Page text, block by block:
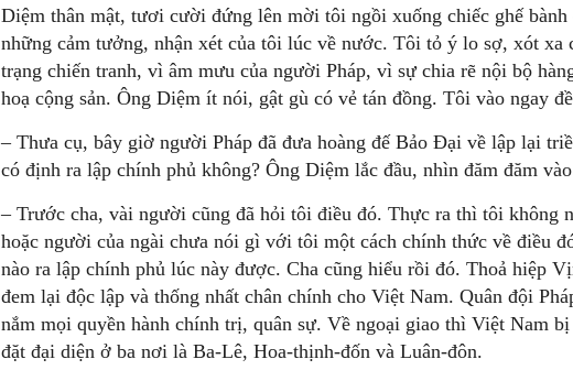
Diệm thân mật, tươi cười đứng lên mời tôi ngồi xuống chiếc ghế bành
những cảm tưởng, nhận xét của tôi lúc về nước. Tôi tỏ ý lo sợ, xót xa
trạng chiến tranh, vì âm mưu của người Pháp, vì sự chia rẽ nội bộ
hoạ cộng sản. Ông Diệm ít nói, gật gù có vẻ tán đồng. Tôi vào ngay
– Thưa cụ, bây giờ người Pháp đã đưa hoàng đế Bảo Đại về lập lại
có định ra lập chính phủ không? Ông Diệm lắc đầu, nhìn đăm đăm
– Trước cha, vài người cũng đã hỏi tôi điều đó. Thực ra thì tôi không
hoặc người của ngài chưa nói gì với tôi một cách chính thức về điều
nào ra lập chính phủ lúc này được. Cha cũng hiểu rồi đó. Thoả hiệp
đem lại độc lập và thống nhất chân chính cho Việt Nam. Quân đội
nắm mọi quyền hành chính trị, quân sự. Về ngoại giao thì Việt Nam
đặt đại diện ở ba nơi là Ba-Lê, Hoa-thịnh-đốn và Luân-đôn.